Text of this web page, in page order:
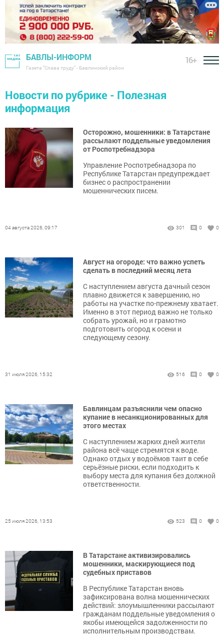
БАВЛЫ-ИНФОРМ
Газета "Слава труду" - Бавлинский район
16+
Новости по рубрике - Полезная
информация
Осторожно, мошенники: в Татарстане
рассылают поддельные уведомления
от Роспотребнадзора
Управление Роспотребнадзора по
Республике Татарстан предупреждает
бизнес о распространении
мошеннических писем.
04 августа 2026, 09:17 301 0 0
Август на огороде: что важно успеть
сделать в последний месяц лета
С наступлением августа дачный сезон
плавно движется к завершению, но
работы на участке по-прежнему хватает.
Именно в этот период важно не только
собрать урожай, но и грамотно
подготовить огород к осени и
следующему сезону.
31 июля 2026, 15:32 516 0 0
Бавлинцам разъяснили чем опасно
купание в несанкционированных для
этого местах
С наступлением жарких дней жители
района всё чаще стремятся к воде.
Однако отдых у водоёмов таит в себе
серьёзные риски, если подходить к
выбору места для купания без должной
ответственности.
25 июля 2026, 13:53 523 0 0
В Татарстане активизировались
мошенники, маскирующиеся под
судебных приставов
В Республике Татарстан вновь
зафиксирована волна мошеннических
действий: злоумышленники рассылают
гражданам поддельные уведомления о
якобы имеющейся задолженности по
исполнительным производствам.